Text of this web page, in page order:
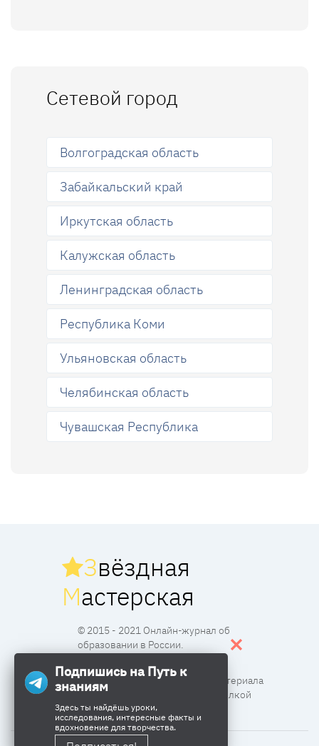
Сетевой город
Волгоградская область
Забайкальский край
Иркутская область
Калужская область
Ленинградская область
Республика Коми
Ульяновская область
Челябинская область
Чувашская Республика
Звёздная
Мастерская
© 2015 - 2021 Онлайн-журнал об
образовании в России.
Все права защищены. Перпечатка материала
разрешена с согласия редакции и ссылкой
Подпишись на Путь к
знаниям
Здесь ты найдёшь уроки,
исследования, интересные факты и
вдохновение для творчества.